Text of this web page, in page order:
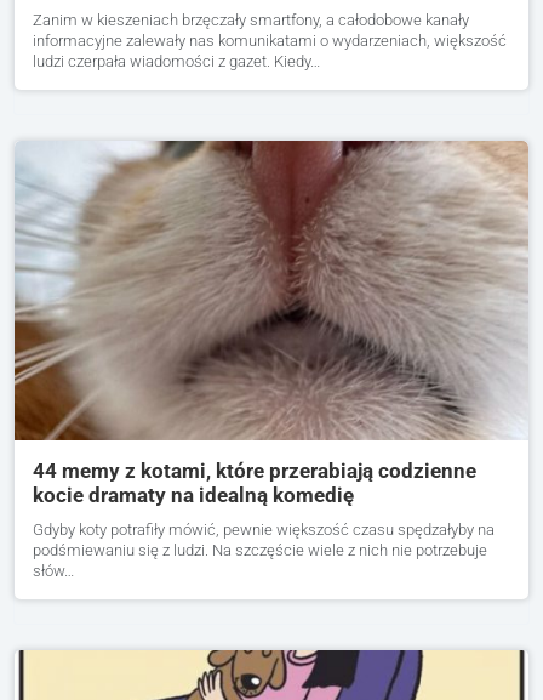
Zanim w kieszeniach brzęczały smartfony, a całodobowe kanały
informacyjne zalewały nas komunikatami o wydarzeniach, większość
ludzi czerpała wiadomości z gazet. Kiedy…
44 memy z kotami, które przerabiają codzienne
kocie dramaty na idealną komedię
Gdyby koty potrafiły mówić, pewnie większość czasu spędzałyby na
podśmiewaniu się z ludzi. Na szczęście wiele z nich nie potrzebuje
słów…